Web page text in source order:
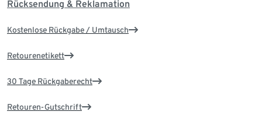
Rücksendung & Reklamation
Kostenlose Rückgabe / Umtausch
Retourenetikett
30 Tage Rückgaberecht
Retouren-Gutschrift